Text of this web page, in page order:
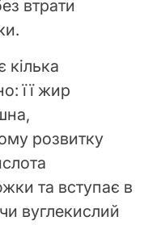
втрати
кілька
її жир
розвитку
та вступає в
вуглекислий